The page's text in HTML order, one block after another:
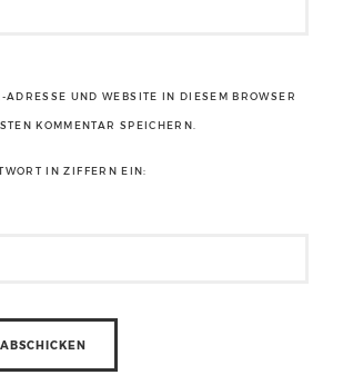
UND WEBSITE IN DIESEM BROWSER
KOMMENTAR SPEICHERN.
IN ZIFFERN EIN: